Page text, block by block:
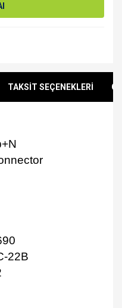
TAKSİT SEÇENEKLERİ
22B